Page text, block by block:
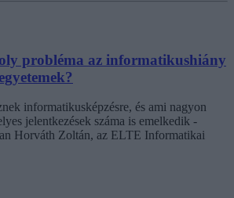
probléma az informatikushiány
informatikusképzésre, és ami nagyon
jelentkezések száma is emelkedik -
Horváth Zoltán, az ELTE Informatikai